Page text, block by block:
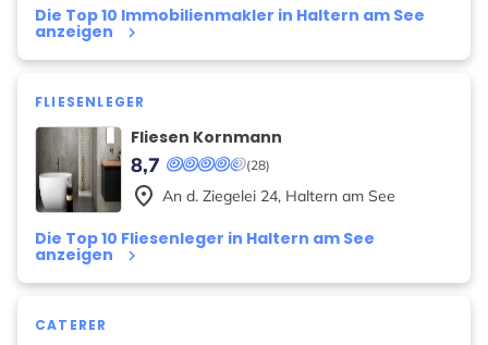
Die Top 10 Immobilienmakler in Haltern am See
anzeigen keyboard_arrow_right
FLIESENLEGER
Fliesen Kornmann
(28)
8,7
Die Top 10 Fliesenleger in Haltern am See
anzeigen keyboard_arrow_right
place An d. Ziegelei 24, Haltern am See
CATERER